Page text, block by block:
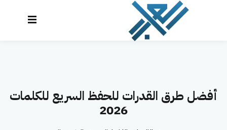
الدورات
أفضل طرق القدرات للحفظ السريع للكلمات
2026
تسجيل